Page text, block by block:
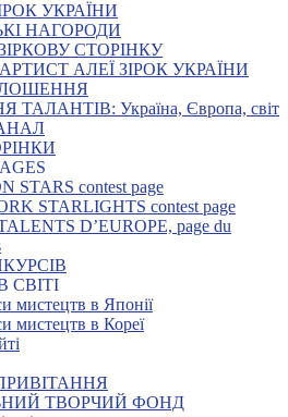
УКРАЇНИ
НАГОРОДИ
СТОРІНКУ
АЛЕЇ ЗІРОК УКРАЇНИ
Україна, Європа, світ
STARS contest page
STARLIGHTS contest page
D’EUROPE, page du
СВІТІ
мистецтв в Японії
мистецтв в Кореї
ТВОРЧИЙ ФОНД